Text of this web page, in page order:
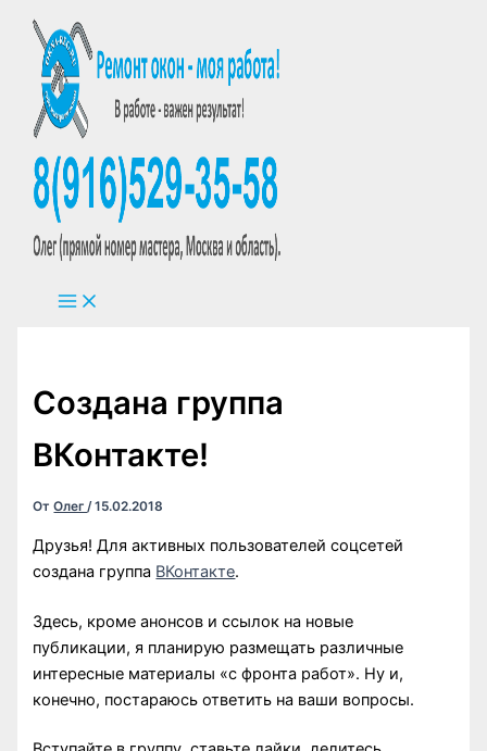
Перейти
содержимому
Создана группа
ВКонтакте!
ОтОлег/15.02.2018
Друзья! Для активных пользователей соцсетей
создана группа ВКонтакте.
Здесь, кроме анонсов и ссылок на новые
публикации, я планирую размещать различные
интересные материалы «с фронта работ». Ну и,
конечно, постараюсь ответить на ваши вопросы.